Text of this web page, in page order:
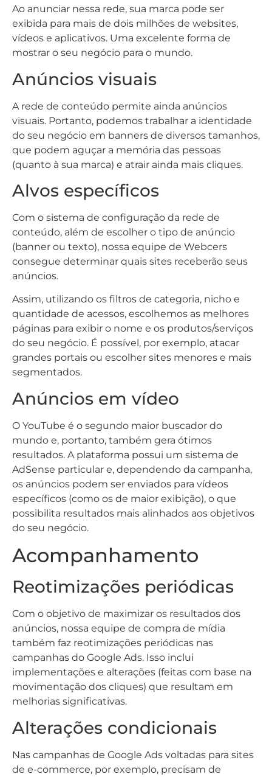
Ao anunciar nessa rede, sua marca pode ser
exibida para mais de dois milhões de websites,
vídeos e aplicativos. Uma excelente forma de
mostrar o seu negócio para o mundo.
Anúncios visuais
A rede de conteúdo permite ainda anúncios
visuais. Portanto, podemos trabalhar a identidade
do seu negócio em banners de diversos tamanhos,
que podem aguçar a memória das pessoas
(quanto à sua marca) e atrair ainda mais cliques.
Alvos específicos
Com o sistema de configuração da rede de
conteúdo, além de escolher o tipo de anúncio
(banner ou texto), nossa equipe de Webcers
consegue determinar quais sites receberão seus
anúncios.
Assim, utilizando os filtros de categoria, nicho e
quantidade de acessos, escolhemos as melhores
páginas para exibir o nome e os produtos/serviços
do seu negócio. É possível, por exemplo, atacar
grandes portais ou escolher sites menores e mais
segmentados.
Anúncios em vídeo
O YouTube é o segundo maior buscador do
mundo e, portanto, também gera ótimos
resultados. A plataforma possui um sistema de
AdSense particular e, dependendo da campanha,
os anúncios podem ser enviados para vídeos
específicos (como os de maior exibição), o que
possibilita resultados mais alinhados aos objetivos
do seu negócio.
Acompanhamento
Reotimizações periódicas
Com o objetivo de maximizar os resultados dos
anúncios, nossa equipe de compra de mídia
também faz reotimizações periódicas nas
campanhas do Google Ads. Isso inclui
implementações e alterações (feitas com base na
movimentação dos cliques) que resultam em
melhorias significativas.
Alterações condicionais
Nas campanhas de Google Ads voltadas para sites
de e-commerce, por exemplo, precisam de